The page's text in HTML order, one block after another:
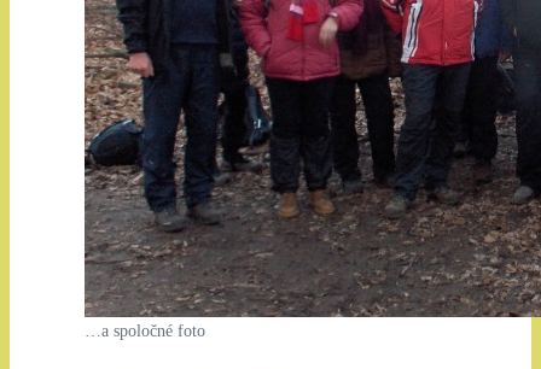
…a spoločné foto